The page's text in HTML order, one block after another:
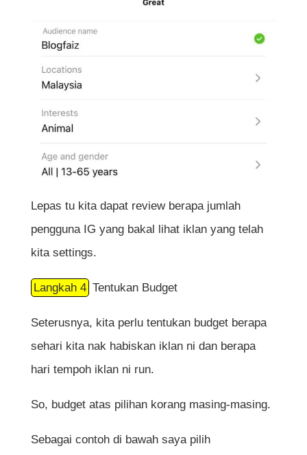
Lepas tu kita dapat review berapa jumlah
pengguna IG yang bakal lihat iklan yang telah
kita settings.
Langkah 4 Tentukan Budget
Seterusnya, kita perlu tentukan budget berapa
sehari kita nak habiskan iklan ni dan berapa
hari tempoh iklan ni run.
So, budget atas pilihan korang masing-masing.
Sebagai contoh di bawah saya pilih